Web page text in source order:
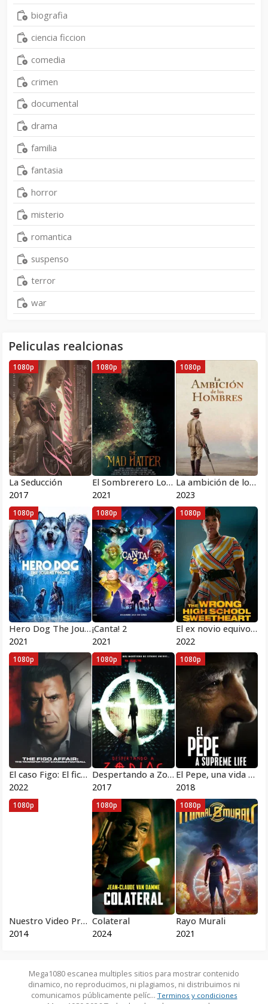
biografia
ciencia ficcion
comedia
crimen
documental
drama
familia
fantasia
horror
misterio
romantica
suspenso
terror
war
Peliculas realcionas
La Seducción
2017
1080p
El Sombrerero Loco
2021
1080p
La ambición de los hombres
2023
1080p
Hero Dog The Journey Home 2021
2021
1080p
¡Canta! 2
2021
1080p
El ex novio equivocado
2022
1080p
El caso Figo: El fichaje del siglo
2022
1080p
Despertando a Zodiac
2017
1080p
El Pepe, una vida suprema
2018
1080p
Nuestro Video Prohibido
2014
1080p
Colateral
2024
1080p
Rayo Murali
2021
1080p
Mega1080 escanea multiples sitios para mostrar contenido
dinamico, no reproducimos, ni plagiamos, ni distribuimos ni
comunicamos públicamente pelíc... Terminos y condiciones